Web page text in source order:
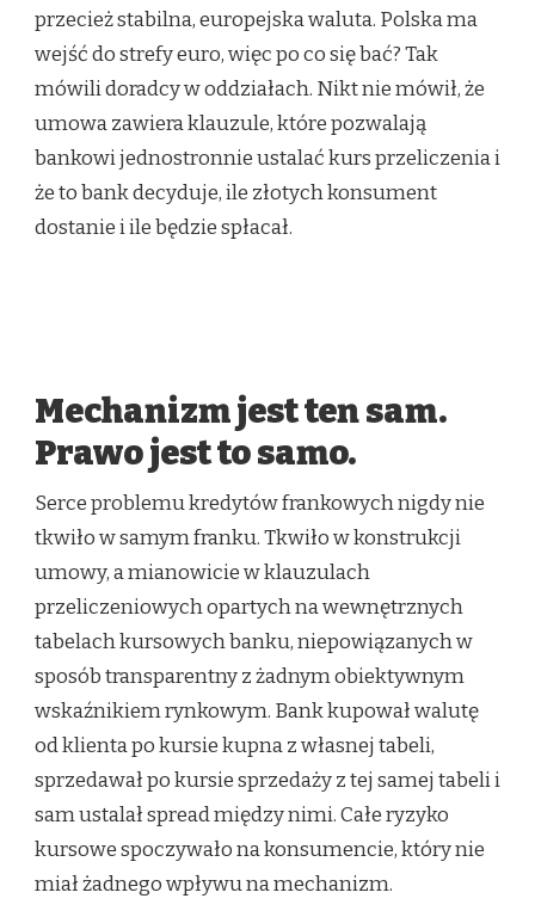
przecież stabilna, europejska waluta. Polska ma
wejść do strefy euro, więc po co się bać? Tak
mówili doradcy w oddziałach. Nikt nie mówił, że
umowa zawiera klauzule, które pozwalają
bankowi jednostronnie ustalać kurs przeliczenia i
że to bank decyduje, ile złotych konsument
dostanie i ile będzie spłacał.
Mechanizm jest ten sam.
Prawo jest to samo.
Serce problemu kredytów frankowych nigdy nie
tkwiło w samym franku. Tkwiło w konstrukcji
umowy, a mianowicie w klauzulach
przeliczeniowych opartych na wewnętrznych
tabelach kursowych banku, niepowiązanych w
sposób transparentny z żadnym obiektywnym
wskaźnikiem rynkowym. Bank kupował walutę
od klienta po kursie kupna z własnej tabeli,
sprzedawał po kursie sprzedaży z tej samej tabeli i
sam ustalał spread między nimi. Całe ryzyko
kursowe spoczywało na konsumencie, który nie
miał żadnego wpływu na mechanizm.